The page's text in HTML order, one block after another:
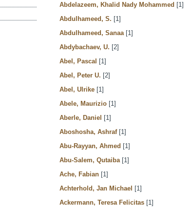
Abdelazeem, Khalid Nady Mohammed [1]
Abdulhameed, S. [1]
Abdulhameed, Sanaa [1]
Abdybachaev, U. [2]
Abel, Pascal [1]
Abel, Peter U. [2]
Abel, Ulrike [1]
Abele, Maurizio [1]
Aberle, Daniel [1]
Aboshosha, Ashraf[1]
Abu-Rayyan, Ahmed [1]
Abu-Salem, Qutaiba [1]
Ache, Fabian [1]
Achterhold, Jan Michael [1]
Ackermann, Teresa Felicitas [1]